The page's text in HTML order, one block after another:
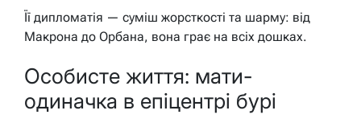
Її дипломатія — суміш жорсткості та шарму: від
Макрона до Орбана, вона грає на всіх дошках.
Особисте життя: мати-
одиначка в епіцентрі бурі